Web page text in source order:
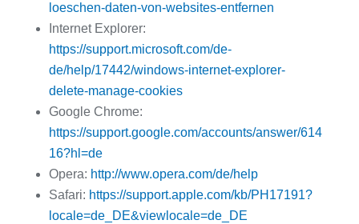
loeschen-daten-von-websites-entfernen
Internet Explorer:
https://support.microsoft.com/de-
de/help/17442/windows-internet-explorer-
delete-manage-cookies
Google Chrome:
https://support.google.com/accounts/answer/614
16?hl=de
Opera: http://www.opera.com/de/help
Safari: https://support.apple.com/kb/PH17191?
locale=de_DE&viewlocale=de_DE